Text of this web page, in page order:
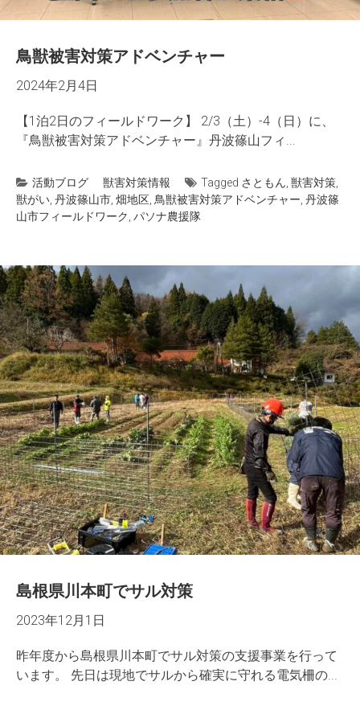
鳥獣被害対策アドベンチャー
2024年2月4日
【1泊2日のフィールドワーク】 2/3（土）-4（日）に、
『鳥獣被害対策アドベンチャー』丹波篠山フィ...
活動ブログ 獣害対策情報 Tagged さともん 獣害対策
獣がい 丹波篠山市 畑地区 鳥獣被害対策アドベンチャー 丹波篠
山市フィールドワーク パソナ農援隊
島根県川本町でサル対策
2023年12月1日
昨年度から島根県川本町でサル対策の支援事業を行って
います。 先日は現地でサルから確実に守れる電気柵の...